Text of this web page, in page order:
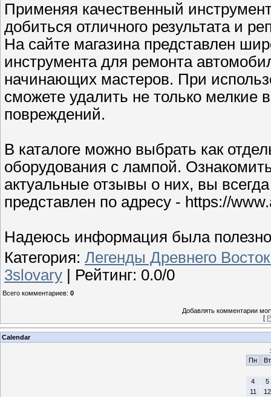
Применяя качественный
добиться отличного результата и
На сайте магазина представлен
инструмента для ремонта
начинающих мастеров. При
сможете удалить не только мелкие
повреждений.
В каталоге можно выбрать как
оборудования с лампой.
актуальные отзывы о них, вы
представлен по адресу - https://
Надеюсь информация была
Категория: Легенды Древнего
3slovary
Рейтинг: 0.0/0
Всего комментариев: 0
Добавлять комментарии
[
Calendar
Пн
Вт
4
5
11
12